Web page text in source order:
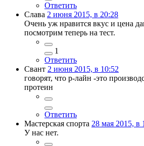
Ответить
Слава 2 июня 2015, в 20:28
Очень уж нравится вкус и цена
посмотрим теперь на тест.
1
Ответить
Свант 2 июня 2015, в 10:52
говорят, что р-лайн -это
протеин
Ответить
Мастерская спорта 28 мая 2015, в
У нас нет.